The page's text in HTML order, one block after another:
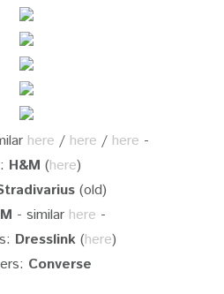
here / here / here -
H&M (here)
(old)
- similar here -
Dresslink (here)
Converse